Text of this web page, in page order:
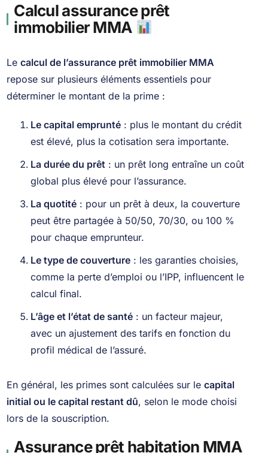
Calcul assurance prêt
immobilier MMA
Lecalcul de l’assurance prêt immobilier MMA
repose sur plusieurs éléments essentiels pour
déterminer le montant de la prime :
Le capital emprunté : plus le montant du crédit
est élevé, plus la cotisation sera importante.
La durée du prêt : un prêt long entraîne un coût
global plus élevé pour l’assurance.
La quotité : pour un prêt à deux, la couverture
peut être partagée à 50/50, 70/30, ou 100 %
pour chaque emprunteur.
Le type de couverture : les garanties choisies,
comme la perte d’emploi ou l’IPP, influencent le
calcul final.
L’âge et l’état de santé : un facteur majeur,
avec un ajustement des tarifs en fonction du
profil médical de l’assuré.
En général, les primes sont calculées sur lecapital
initial ou le capital restant dû, selon le mode choisi
lors de la souscription.
Assurance prêt habitation MMA